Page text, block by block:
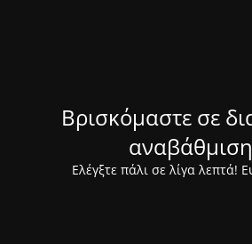
Βρισκόμαστε σε
Ελέγξτε πάλι σε λίγα λεπτά!